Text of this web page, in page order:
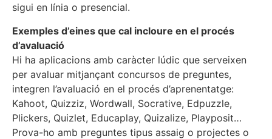
sigui en línia o presencial.
Exemples d’eines que cal incloure en el procés
d’avaluació
Hi ha aplicacions amb caràcter lúdic que serveixen
per avaluar mitjançant concursos de preguntes,
integren l’avaluació en el procés d’aprenentatge:
Kahoot, Quizziz, Wordwall, Socrative, Edpuzzle,
Plickers, Quizlet, Educaplay, Quizalize, Playposit…
Prova-ho amb preguntes tipus assaig o projectes o